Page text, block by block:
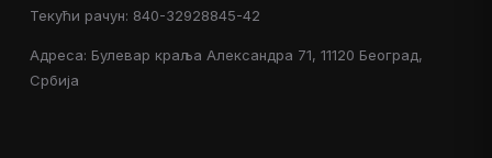
Текући рачун: 840-32928845-42
Адреса: Булевар краља Александра 71, 11120 Београд,
Србија